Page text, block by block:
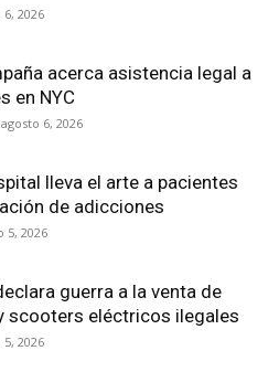
2026
acerca asistencia legal a
en NYC
agosto 6, 2026
lleva el arte a pacientes
de adicciones
5, 2026
guerra a la venta de
scooters eléctricos ilegales
2026